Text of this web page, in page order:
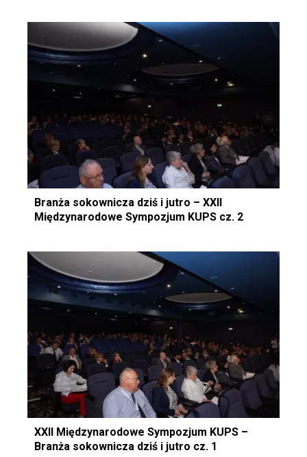
Branża sokownicza dziś i jutro – XXII
Międzynarodowe Sympozjum KUPS cz. 2
XXII Międzynarodowe Sympozjum KUPS –
Branża sokownicza dziś i jutro cz. 1